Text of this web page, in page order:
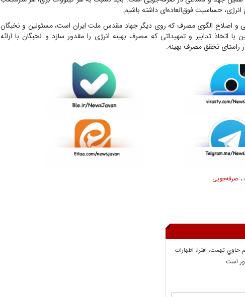
انرژی، حساسیت فوق‌العاده‌ای داشته باشیم.
اصلاح الگوی مصرف که روی دیگر جهاد مقدس ملت ایران است، مسئولین و نخبگان
با اتخاذ تدابیر و تمهیداتی که مصرف بهینه انرژی را مقدور سازد و نخبگان با ارائه
راستای تحقق مصرف بهینه.
، صرفه‌جویی
حاوي تهمت، افترا، اظهارات
است